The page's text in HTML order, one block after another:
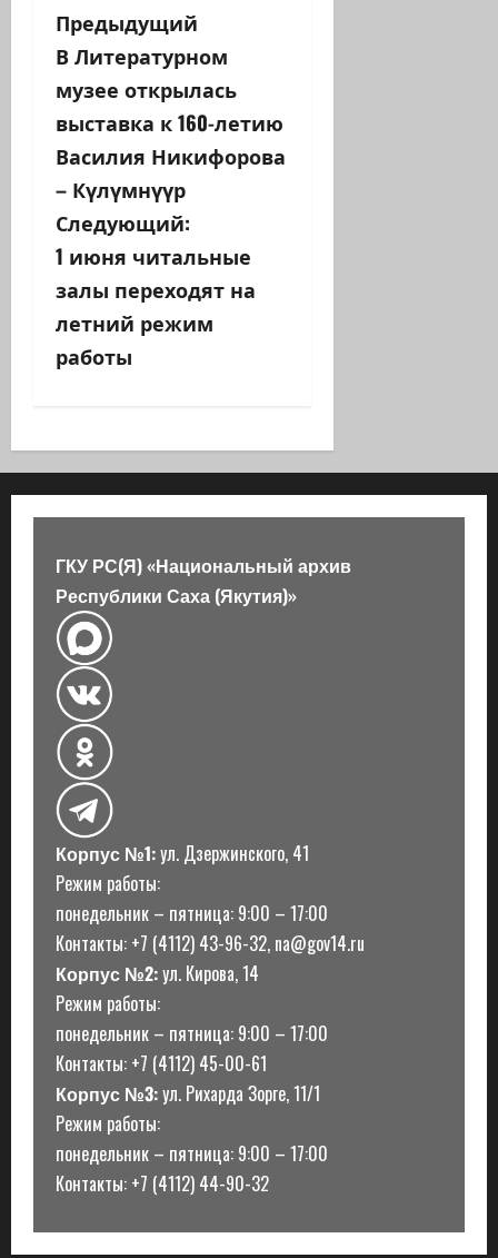
Н
а
в
и
г
а
ц
и
з
а
и
с
и
Предыдущий
В Литературном
музее открылась
выставка к 160-летию
Василия Никифорова
– Күлүмнүүр
Следующий:
1 июня читальные
залы переходят на
летний режим
работы
ГКУ РС(Я) «Национальный архив
Республики Саха (Якутия)»
Корпус №1:ул. Дзержинского, 41
Режим работы:
понедельник – пятница: 9:00 – 17:00
Контакты: +7 (4112) 43-96-32, na@gov14.ru
Корпус №2:ул. Кирова, 14
Режим работы:
понедельник – пятница: 9:00 – 17:00
Контакты: +7 (4112) 45-00-61
Корпус №3:ул. Рихарда Зорге, 11/1
Режим работы:
понедельник – пятница: 9:00 – 17:00
Контакты: +7 (4112) 44-90-32